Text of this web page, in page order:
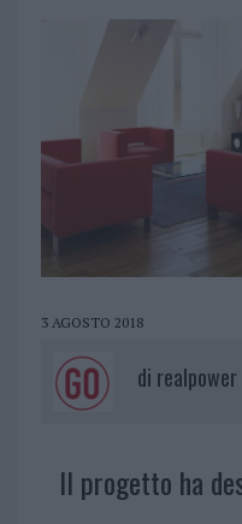
3 AGOSTO 2018
di realpower
Il progetto ha